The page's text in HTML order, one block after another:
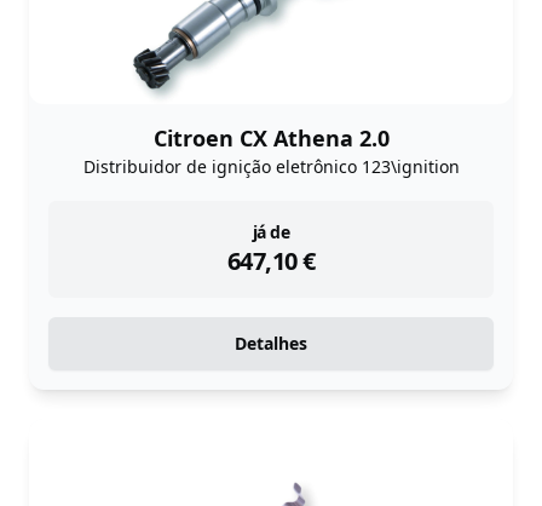
Citroen CX Athena 2.0
Distribuidor de ignição eletrônico 123\ignition
já de
647,10€
instock
Detalhes